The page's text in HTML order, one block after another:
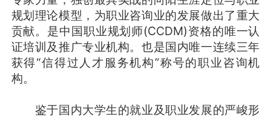
规划理论模型，为职业咨询业的发展做出了重大
贡献。是中国职业规划师(CCDM)资格的唯一认
证培训及推广专业机构。也是国内唯一连续三年
获得“信得过人才服务机构”称号的职业咨询机
构。
鉴于国内大学生的就业及职业发展的严峻形